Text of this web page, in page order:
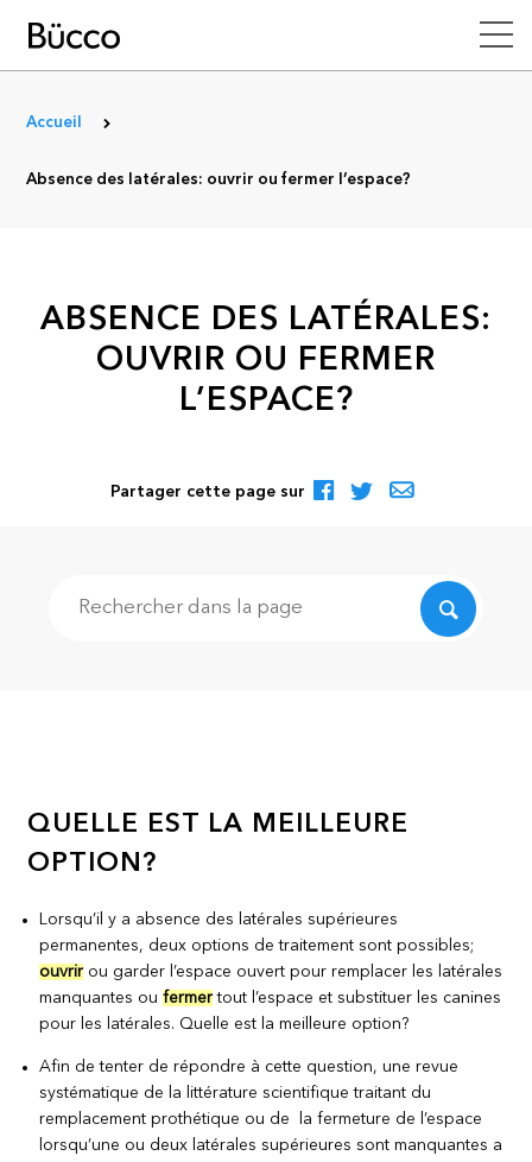
Accueil
Absence des latérales: ouvrir ou fermer l’espace?
ABSENCE DES LATÉRALES:
OUVRIR OU FERMER
L’ESPACE?
Partager cette page sur
QUELLE EST LA MEILLEURE
OPTION?
Lorsqu’il y a absence des latérales supérieures
permanentes, deux options de traitement sont possibles;
ouvrirou garder l’espace ouvert pour remplacer les latérales
manquantes oufermertout l’espace et substituer les canines
pour les latérales. Quelle est la meilleure option?
Afin de tenter de répondre à cette question, une revue
systématique de la littérature scientifique traitant du
remplacement prothétique ou de la fermeture de l’espace
lorsqu’une ou deux latérales supérieures sont manquantes a